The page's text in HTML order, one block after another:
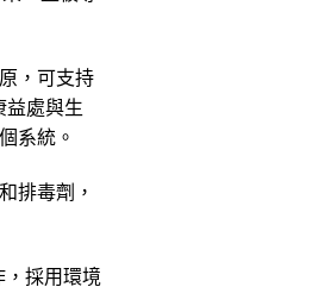
，可支持
益處與生
系統。
排毒劑，
採用環境